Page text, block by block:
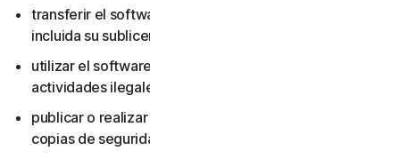
transferir el software o los servicios a otra persona,
incluida su sublicenciamiento o cesión;
utilizar el software o los servicios para realizar
actividades ilegales;
publicar o realizar copias del software (excepto
copias de seguridad);